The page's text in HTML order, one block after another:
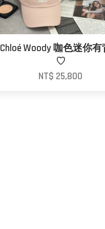
Chloé Woody 咖色迷你
♡
NT$ 25,800